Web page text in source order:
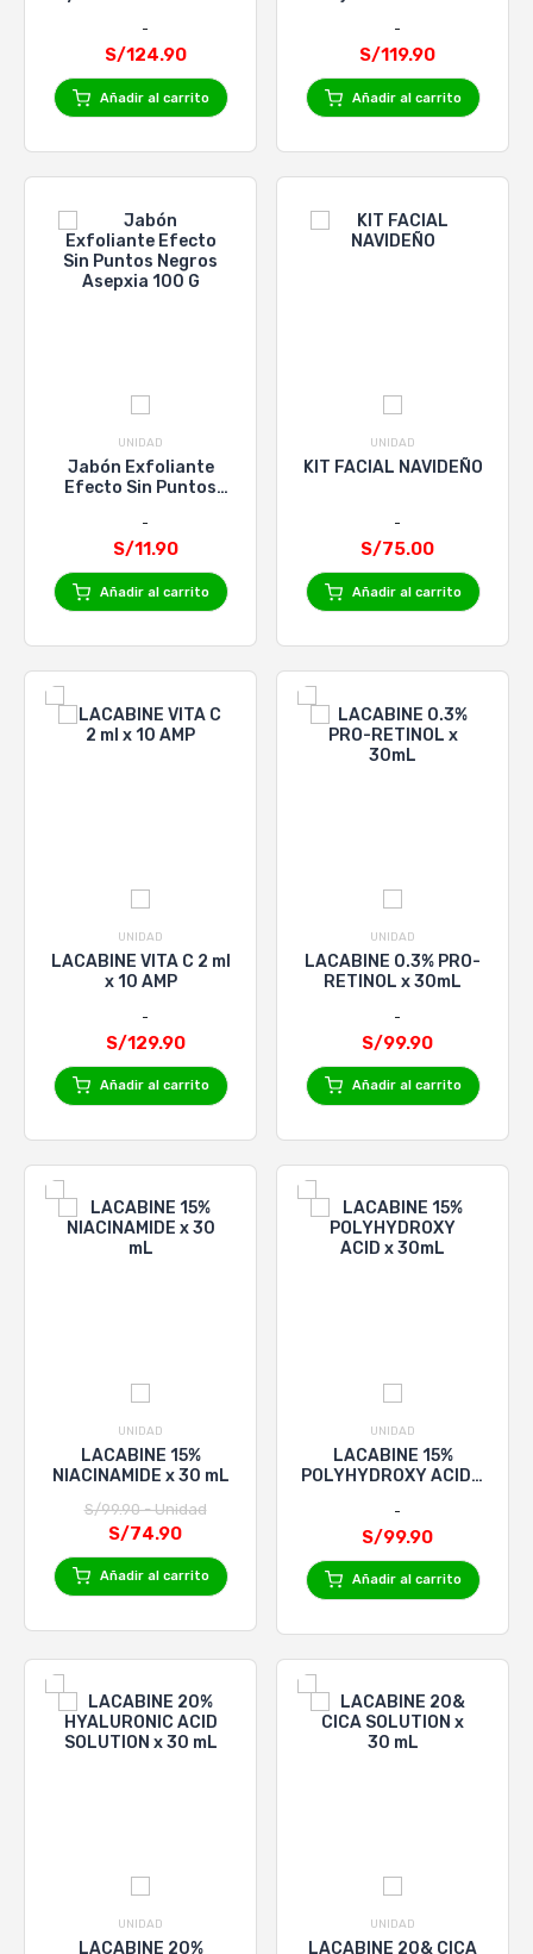
S/124.90
Añadir al carrito
S/119.90
Añadir al carrito
UNIDAD
Jabón Exfoliante
Efecto Sin Puntos
S/11.90
Añadir al carrito
UNIDAD
KIT FACIAL NAVIDEÑO
S/75.00
Añadir al carrito
UNIDAD
LACABINE VITA C 2 ml
x 10 AMP
S/129.90
Añadir al carrito
UNIDAD
LACABINE 0.3% PRO-
RETINOL x 30mL
S/99.90
Añadir al carrito
UNIDAD
LACABINE 15%
NIACINAMIDE x 30 mL
S/99.90 - Unidad
S/74.90
Añadir al carrito
UNIDAD
LACABINE 15%
POLYHYDROXY ACID x
S/99.90
Añadir al carrito
UNIDAD
LACABINE 20%
UNIDAD
LACABINE 20& CICA